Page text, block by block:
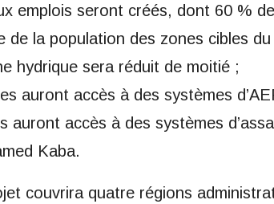
emplois seront créés, dont 60 %
de la population des zones cibles
hydrique sera réduit de moitié ;
auront accès à des systèmes
auront accès à des systèmes
Kaba.
couvrira quatre régions